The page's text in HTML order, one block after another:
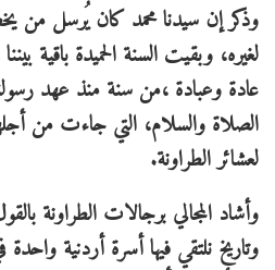
وذكر إن سيدنا محمد كان يُرسل من
لغيره، وبقيت السنة الحميدة باقية
عادة وعبادة ،من سنة منذ عهد
الصلاة والسلام، التي جاءت من
لعشائر الطراونة.
وأشاد المجالي برجالات الطراونة
وتاريخ نلتقي فيها أسرة أردنية واحدة